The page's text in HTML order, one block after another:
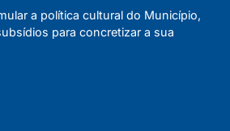
a política cultural do Município,
para concretizar a sua